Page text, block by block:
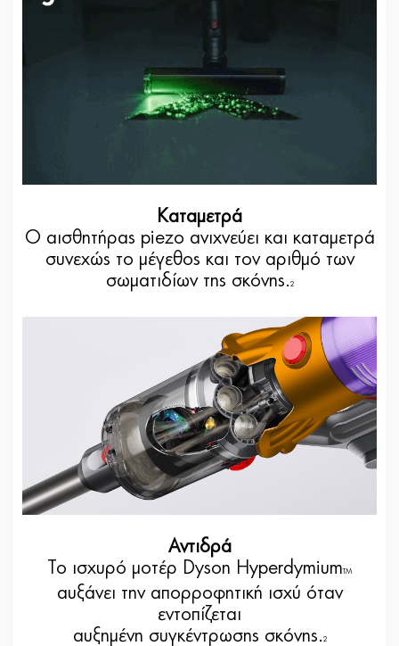
Καταμετρά
Ο αισθητήρας piezo ανιχνεύει και καταμετρά
συνεχώς το μέγεθος και τον αριθμό των
σωματιδίων της σκόνης. 2
Αντιδρά
Το ισχυρό μοτέρ Dyson HyperdymiumTM
αυξάνει την απορροφητική ισχύ όταν
εντοπίζεται
αυξημένη συγκέντρωσης σκόνης. 2